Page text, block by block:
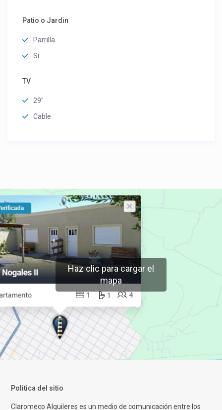
Patio o Jardin
Parrilla
Si
TV
29"
Cable
Haz clic para cargar el
mapa
Politica del sitio
Claromeco Alquileres es un medio de comunicación entre los